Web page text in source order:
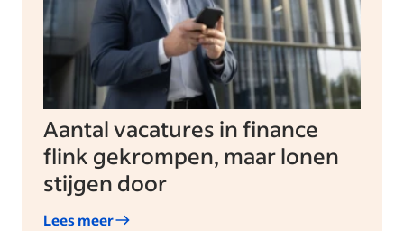
Aantal vacatures in finance
flink gekrompen, maar lonen
stijgen door
Lees meer